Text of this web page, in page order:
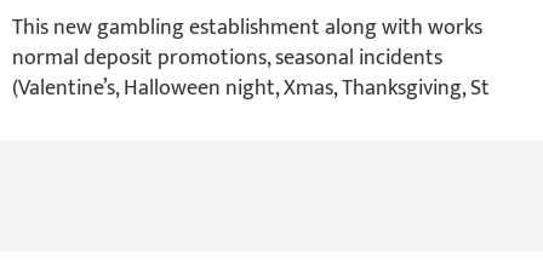
This new gambling establishment along with works
normal deposit promotions, seasonal incidents
(Valentine’s, Halloween night, Xmas, Thanksgiving, St